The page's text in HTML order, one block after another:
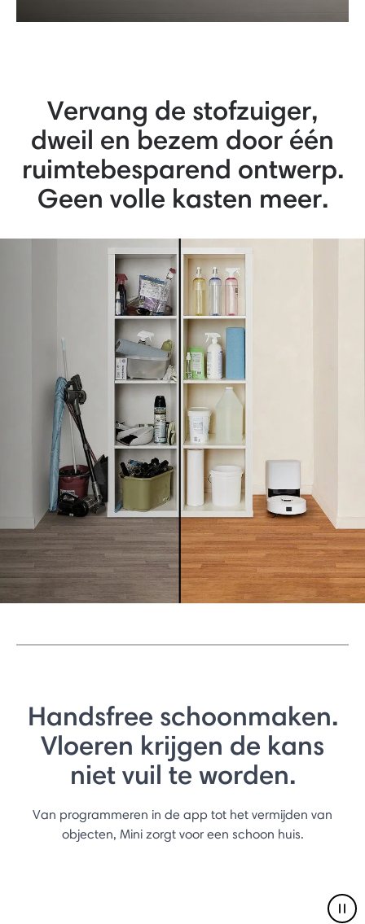
Vervang de stofzuiger,
dweil en bezem door één
ruimtebesparend ontwerp.
Geen volle kasten meer.
Handsfree schoonmaken.
Vloeren krijgen de kans
niet vuil te worden.
Van programmeren in de app tot het vermijden van
objecten, Mini zorgt voor een schoon huis.